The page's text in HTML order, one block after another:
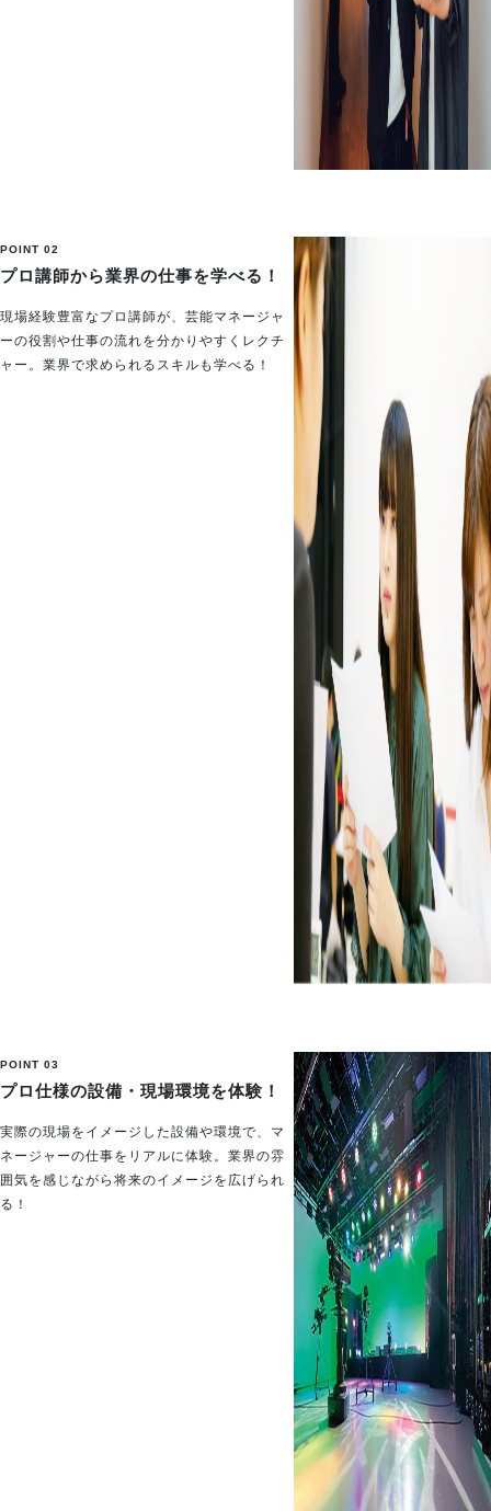
POINT 02
プロ講師から業界の仕事を学べる！
現場経験豊富なプロ講師が、芸能マネージャ
ーの役割や仕事の流れを分かりやすくレクチ
ャー。業界で求められるスキルも学べる！
POINT 03
プロ仕様の設備・現場環境を体験！
実際の現場をイメージした設備や環境で、マ
ネージャーの仕事をリアルに体験。業界の雰
囲気を感じながら将来のイメージを広げられ
る！